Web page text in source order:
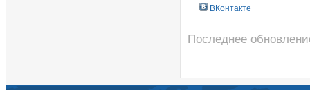
ВКонтакте
Последнее